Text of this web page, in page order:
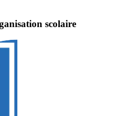
scolaire